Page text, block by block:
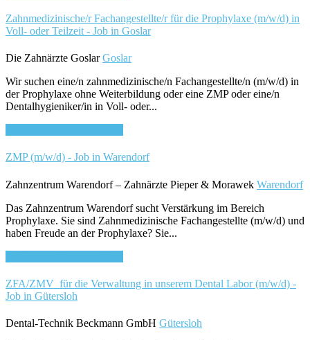
Zahnmedizinische/r Fachangestellte/r für die Prophylaxe (m/w/d) in
Voll- oder Teilzeit - Job in Goslar
Die Zahnärzte Goslar Goslar
Wir suchen eine/n zahnmedizinische/n Fachangestellte/n (m/w/d) in
der Prophylaxe ohne Weiterbildung oder eine ZMP oder eine/n
Dentalhygieniker/in in Voll- oder...
ZMP (m/w/d) - Job in Warendorf
Zahnzentrum Warendorf – Zahnärzte Pieper & Morawek Warendorf
Das Zahnzentrum Warendorf sucht Verstärkung im Bereich
Prophylaxe. Sie sind Zahnmedizinische Fachangestellte (m/w/d) und
haben Freude an der Prophylaxe? Sie...
ZFA/ZMV für die Verwaltung in unserem Dental Labor (m/w/d) -
Job in Gütersloh
Dental-Technik Beckmann GmbH Gütersloh